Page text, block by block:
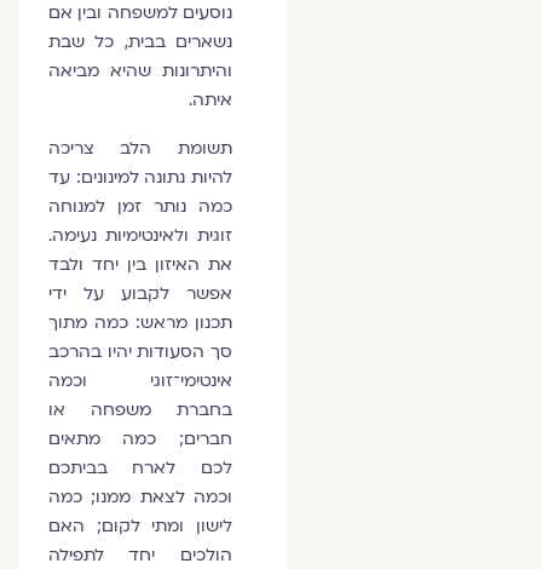
נוסעים למשפחה ובין אם
נשארים בבית, כל שבת
והיתרונות שהיא מביאה
איתה.
תשומת הלב צריכה
להיות נתונה למינונים: עד
כמה נותר זמן למנוחה
זוגית ולאינטימיות נעימה.
את האיזון בין יחד ולבד
אפשר לקבוע על ידי
תכנון מראש: כמה מתוך
סך הסעודות יהיו בהרכב
אינטימי־זוגי וכמה
בחברת משפחה או
חברים; כמה מתאים
לכם לארח בביתכם
וכמה לצאת ממנו; כמה
לישון ומתי לקום; האם
הולכים יחד לתפילה